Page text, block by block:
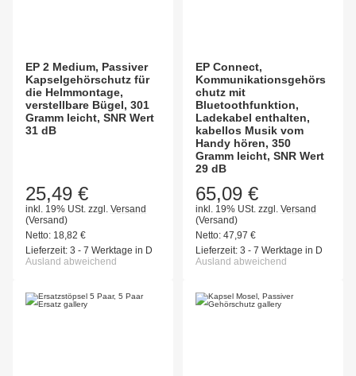
EP 2 Medium, Passiver
Kapselgehörschutz für
die Helmmontage,
verstellbare Bügel, 301
Gramm leicht, SNR Wert
31 dB
25,49 €
inkl. 19% USt. zzgl. Versand
(Versand)
Netto: 18,82 €
Lieferzeit: 3 - 7 Werktage in D
Ausland abweichend
EP Connect,
Kommunikationsgehörs
chutz mit
Bluetoothfunktion,
Ladekabel enthalten,
kabellos Musik vom
Handy hören, 350
Gramm leicht, SNR Wert
29 dB
65,09 €
inkl. 19% USt. zzgl. Versand
(Versand)
Netto: 47,97 €
Lieferzeit: 3 - 7 Werktage in D
Ausland abweichend